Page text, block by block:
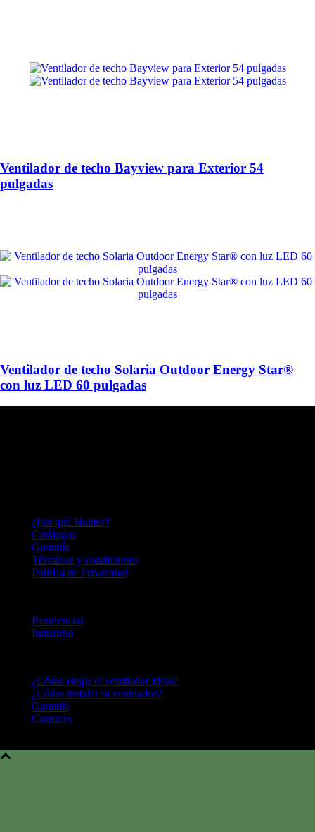
Ventilador de techo Bayview para Exterior 54
pulgadas
Ventilador de techo Solaria Outdoor Energy Star®
con luz LED 60 pulgadas
¿Por qué Hunter?
Catálogos
Garantía
Términos y condiciones
Política de Privacidad
Residencial
Industrial
¿Cómo elegir el ventilador ideal?
¿Cómo instalar tu ventilador?
Garantía
Contacto